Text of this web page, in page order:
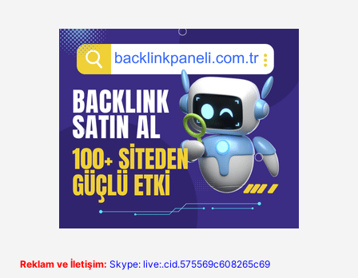
Reklam ve İletişim: Skype: live:.cid.575569c608265c69